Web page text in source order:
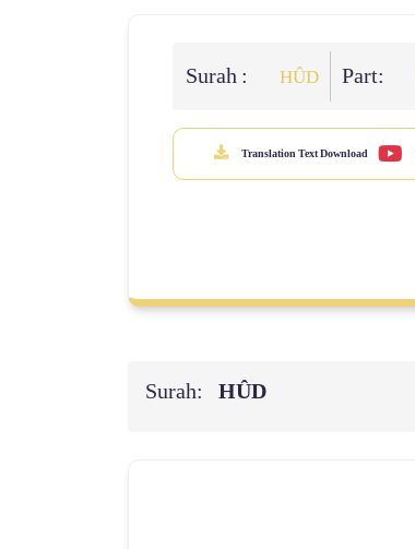
Surah : HÛD Part:
Translation Text Download
Surah: HÛD